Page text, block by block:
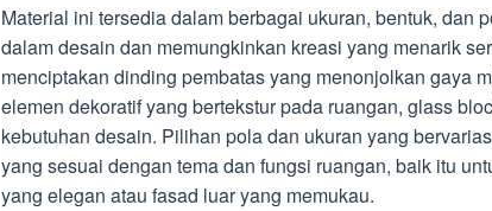
Material ini tersedia dalam berbagai ukuran, bentuk, dan
dalam desain dan memungkinkan kreasi yang menarik
menciptakan dinding pembatas yang menonjolkan gaya
elemen dekoratif yang bertekstur pada ruangan, glass
kebutuhan desain. Pilihan pola dan ukuran yang
yang sesuai dengan tema dan fungsi ruangan, baik itu
yang elegan atau fasad luar yang memukau.